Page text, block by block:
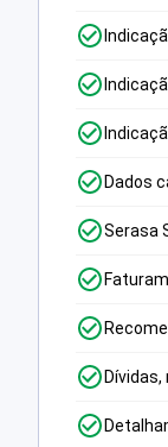
Dados
Serasa